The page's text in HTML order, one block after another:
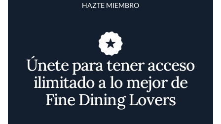
HAZTE MIEMBRO
Únete para tener acceso
ilimitado a lo mejor de
Fine Dining Lovers